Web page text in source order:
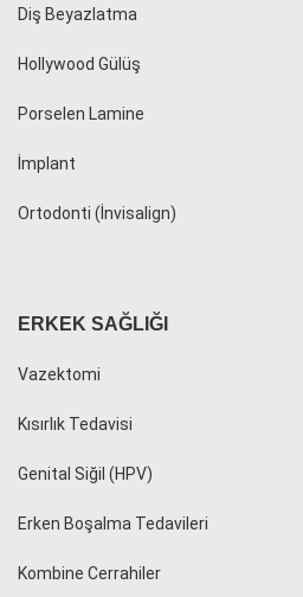
Diş Beyazlatma
Hollywood Gülüş
Porselen Lamine
İmplant
Ortodonti (İnvisalign)
ERKEK SAĞLIĞI
Vazektomi
Kısırlık Tedavisi
Genital Siğil (HPV)
Erken Boşalma Tedavileri
Kombine Cerrahiler